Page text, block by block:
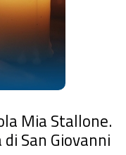
Mia Stallone.
San Giovanni